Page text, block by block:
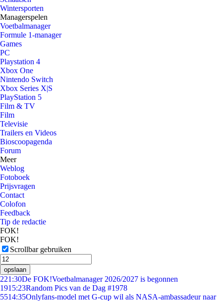
Wintersporten
Managerspelen
Voetbalmanager
Formule 1-manager
Games
PC
Playstation 4
Xbox One
Nintendo Switch
Xbox Series X|S
PlayStation 5
Film & TV
Film
Televisie
Trailers en Videos
Bioscoopagenda
Forum
Meer
Weblog
Fotoboek
Prijsvragen
Contact
Colofon
Feedback
Tip de redactie
FOK!
FOK!
Scrollbar gebruiken
opslaan
221:30De FOK!Voetbalmanager 2026/2027 is begonnen
1915:23Random Pics van de Dag #1978
5514:35Onlyfans-model met G-cup wil als NASA-ambassadeur naar